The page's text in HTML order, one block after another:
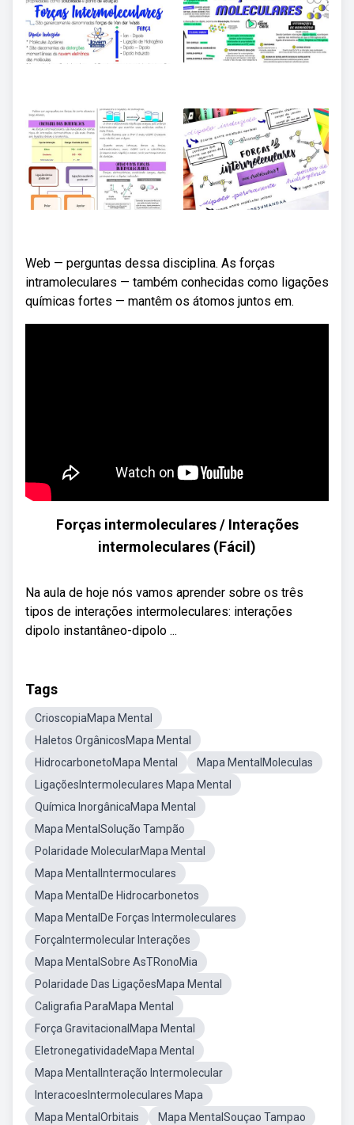
Web — perguntas dessa disciplina. As forças
intramoleculares — também conhecidas como ligações
químicas fortes — mantêm os átomos juntos em.
Forças intermoleculares / Interações
intermoleculares (Fácil)
Na aula de hoje nós vamos aprender sobre os três
tipos de interações intermoleculares: interações
dipolo instantâneo-dipolo ...
Tags
CrioscopiaMapa Mental
Haletos OrgânicosMapa Mental
HidrocarbonetoMapa Mental
Mapa MentalMoleculas
LigaçõesIntermoleculares Mapa Mental
Química InorgânicaMapa Mental
Mapa MentalSolução Tampão
Polaridade MolecularMapa Mental
Mapa MentalIntermoculares
Mapa MentalDe Hidrocarbonetos
Mapa MentalDe Forças Intermoleculares
ForçaIntermolecular Interações
Mapa MentalSobre AsTRonoMia
Polaridade Das LigaçõesMapa Mental
Caligrafia ParaMapa Mental
Força GravitacionalMapa Mental
EletronegatividadeMapa Mental
Mapa MentalInteração Intermolecular
InteracoesIntermoleculares Mapa
Mapa MentalOrbitais
Mapa MentalSouçao Tampao